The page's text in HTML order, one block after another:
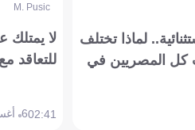
لماذا تختلف
المصريين في
M. Pusic
لا يمتلك
للتعاقد
02:416 أغسطس 2026